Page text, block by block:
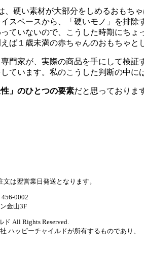
硬い素材が大部分をしめるおもち
スペースから、「硬いモノ」を排
ていないので、こうした時期にち
ば１歳未満の赤ちゃんのおもちゃ
門家が、実際の商品を手にして検
ています。私のこうした判断の中
」のひとつの要素だと思っておりま
は翌営業日発送となります。
456-0002
金山3F
All Rights Reserved.
ハッピーチャイルドが所有するものであり、